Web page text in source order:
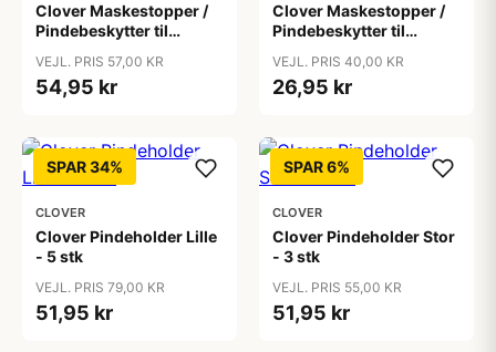
Clover Maskestopper /
Pindebeskytter til
stk
VEJL. PRIS 57,00 KR
54,95 kr
Clover Maskestopper /
Pindebeskytter til
4 stk
VEJL. PRIS 40,00 KR
26,95 kr
SPAR 34%
CLOVER
Clover Pindeholder Lille
- 5 stk
VEJL. PRIS 79,00 KR
51,95 kr
SPAR 6%
CLOVER
Clover Pindeholder Stor
- 3 stk
VEJL. PRIS 55,00 KR
51,95 kr